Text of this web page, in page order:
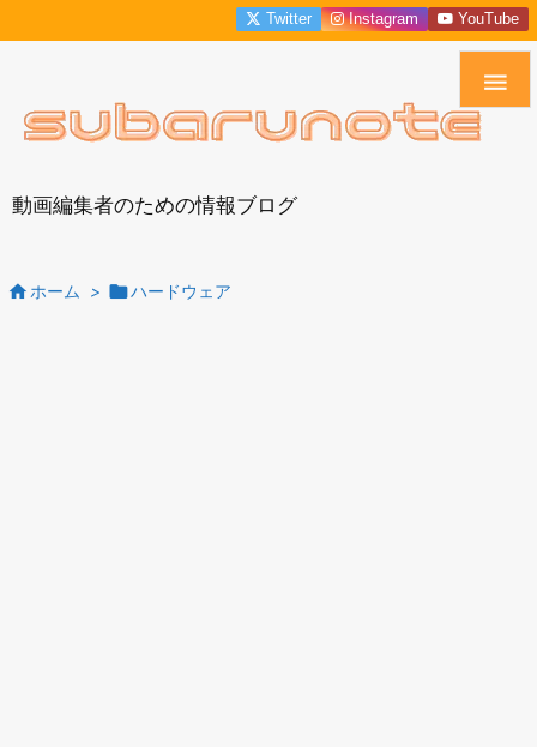
動画編集者のための情報ブログ

Twitter Instagram YouTube
 ホーム > ハードウェア